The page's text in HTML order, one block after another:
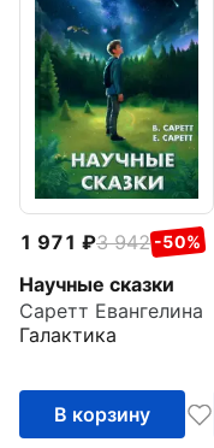
1 971 3 942 -50%
Научные сказки
Саретт Евангелина
Галактика
В корзину